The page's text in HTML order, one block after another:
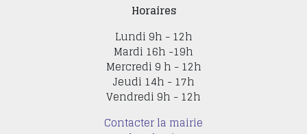
Horaires
Lundi 9h - 12h
Mardi 16h -19h
Mercredi 9 h - 12h
Jeudi 14h - 17h
Vendredi 9h - 12h
Contacter la mairie